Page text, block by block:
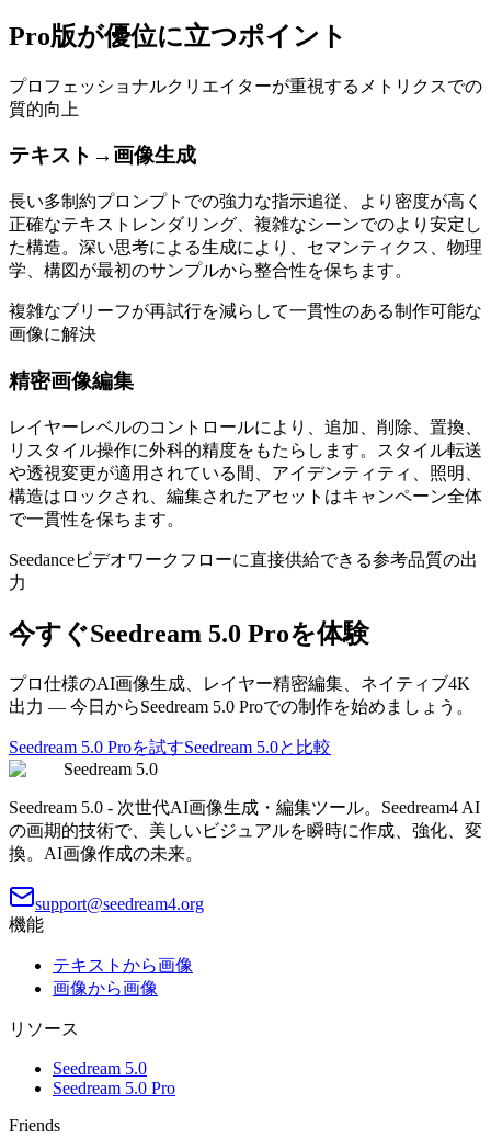
Pro版が優位に立つポイント
プロフェッショナルクリエイターが重視するメトリクスでの
質的向上
テキスト→画像生成
長い多制約プロンプトでの強力な指示追従、より密度が高く
正確なテキストレンダリング、複雑なシーンでのより安定し
た構造。深い思考による生成により、セマンティクス、物理
学、構図が最初のサンプルから整合性を保ちます。
複雑なブリーフが再試行を減らして一貫性のある制作可能な
画像に解決
精密画像編集
レイヤーレベルのコントロールにより、追加、削除、置換、
リスタイル操作に外科的精度をもたらします。スタイル転送
や透視変更が適用されている間、アイデンティティ、照明、
構造はロックされ、編集されたアセットはキャンペーン全体
で一貫性を保ちます。
Seedanceビデオワークフローに直接供給できる参考品質の出
力
今すぐSeedream 5.0 Proを体験
プロ仕様のAI画像生成、レイヤー精密編集、ネイティブ4K
出力 — 今日からSeedream 5.0 Proでの制作を始めましょう。
Seedream 5.0 Proを試すSeedream 5.0と比較
Seedream 5.0
Seedream 5.0 - 次世代AI画像生成・編集ツール。Seedream4 AI
の画期的技術で、美しいビジュアルを瞬時に作成、強化、変
換。AI画像作成の未来。
support@seedream4.org
機能
テキストから画像
画像から画像
リソース
Seedream 5.0
Seedream 5.0 Pro
Friends